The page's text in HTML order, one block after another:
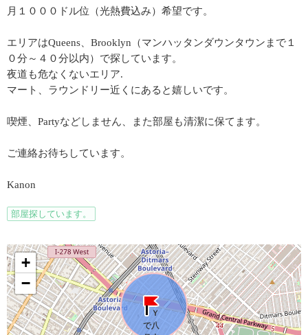
月１０００ドル位（光熱費込み）希望です。
エリアはQueens、Brooklyn（マンハッタンダウンタウンまで１
０分～４０分以内）で探しています。
夜道も危なくないエリア.
マート、ラウンドリー近くにあると嬉しいです。
喫煙、Partyなどしません、また部屋も清潔に保てます。
ご連絡お待ちしています。
Kanon
部屋探しています。
+
−